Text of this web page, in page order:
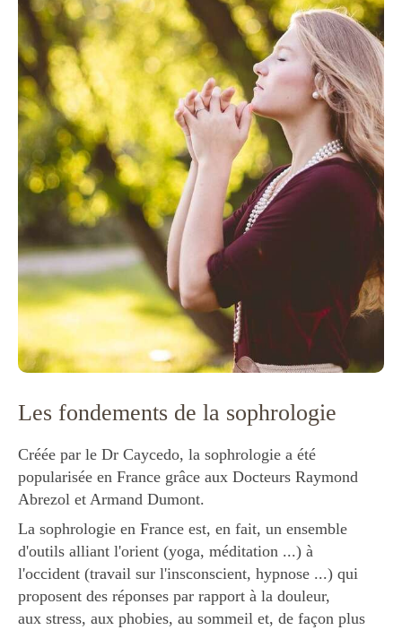
Les fondements de la sophrologie
Créée par le Dr Caycedo, la sophrologie a été
popularisée en France grâce aux Docteurs Raymond
Abrezol et Armand Dumont.
La sophrologie en France est, en fait, un ensemble
d'outils alliant l'orient (yoga, méditation ...) à
l'occident (travail sur l'insconscient, hypnose ...) qui
proposent des réponses par rapport à la douleur,
aux stress, aux phobies, au sommeil et, de façon plus